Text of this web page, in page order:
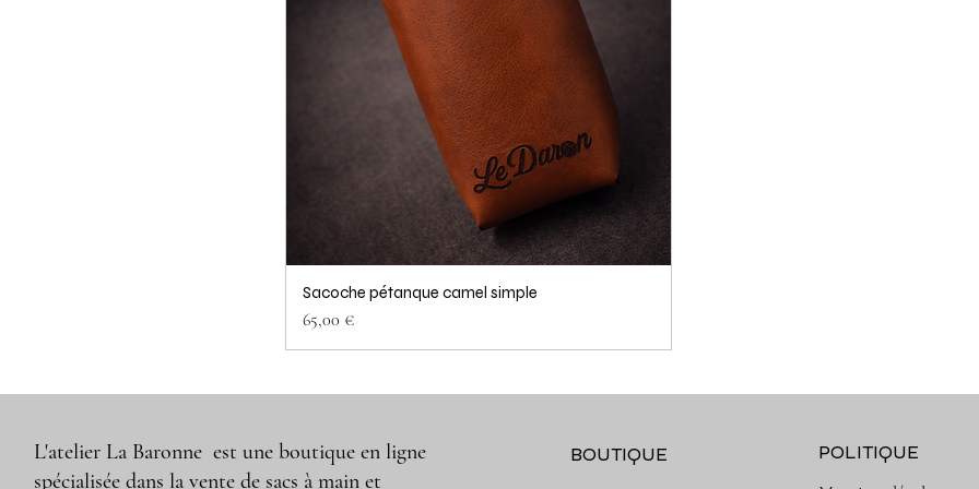
Sacoche pétanque camel simple
Prix
65,00 €
L'atelier La Baronne est une boutique en ligne
spécialisée dans la vente de sacs à main et
BOUTIQUE POLITIQUE